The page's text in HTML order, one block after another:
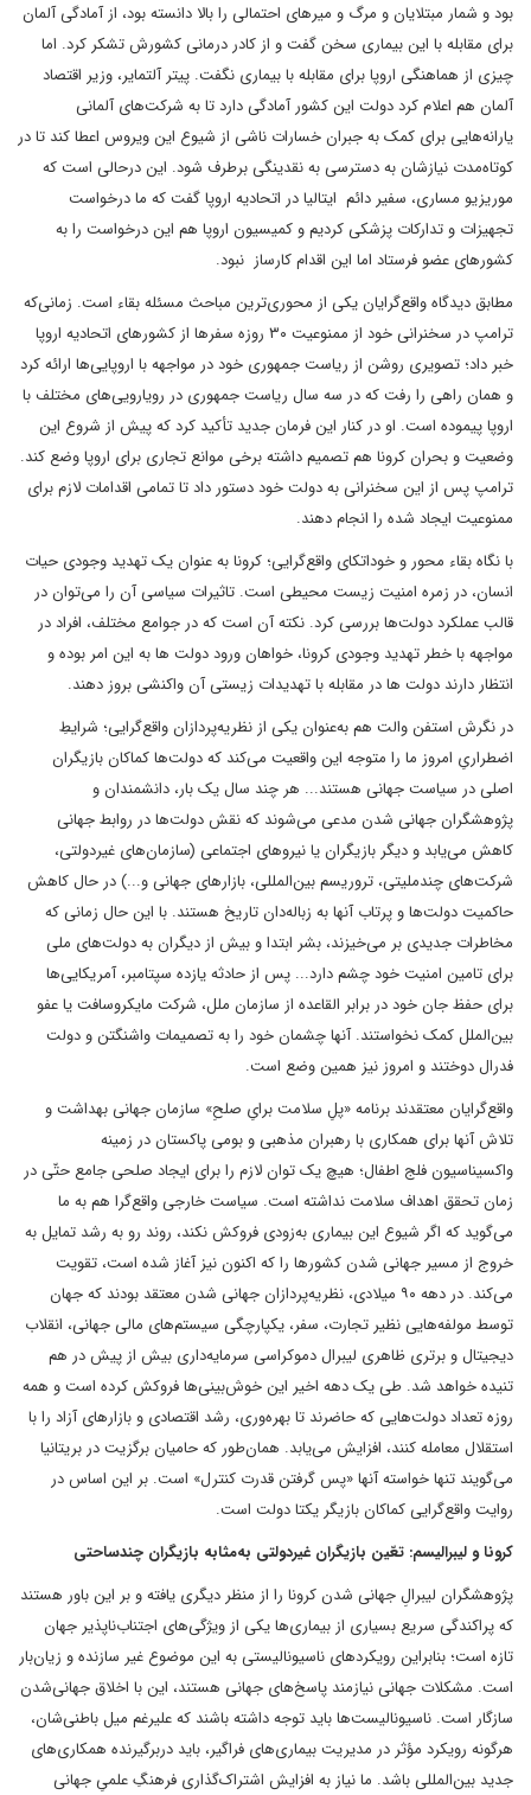
بود و شمار مبتلایان و مرگ و میرهای احتمالی را بالا دانسته بود، از آمادگی آلمان
برای مقابله با این بیماری سخن گفت و از کادر درمانی کشورش تشکر کرد. اما
چیزی از هماهنگی اروپا برای مقابله با بیماری نگفت. پیتر آلتمایر، وزیر اقتصاد
آلمان هم اعلام کرد دولت این کشور آمادگی دارد تا به شرکت‌های آلمانی
یارانه‌هایی برای کمک به جبران خسارات ناشی از شیوع این ویروس اعطا کند تا در
کوتاه‌مدت نیازشان به دسترسی به نقدینگی برطرف شود. این درحالی است که
موریزیو مساری، سفیر دائم ایتالیا در اتحادیه اروپا گفت که ما درخواست
تجهیزات و تدارکات پزشکی کردیم و کمیسیون اروپا هم این درخواست را به
کشورهای عضو فرستاد اما این اقدام کارساز نبود.
مطابق دیدگاه واقع‌گرایان یکی از محوری‌ترین مباحث مسئله بقاء است. زمانی‌که
ترامپ در سخنرانی خود از ممنوعیت ۳۰ روزه سفرها از کشورهای اتحادیه اروپا
خبر داد؛ تصویری روشن از ریاست جمهوری خود در مواجهه با اروپایی‌ها ارائه کرد
و همان راهی را رفت که در سه سال ریاست جمهوری در رویارویی‌های مختلف با
اروپا پیموده است. او در کنار این فرمان جدید تأکید کرد که پیش از شروع این
وضعیت و بحران کرونا هم تصمیم داشته برخی موانع تجاری برای اروپا وضع کند.
ترامپ پس از این سخنرانی به دولت خود دستور داد تا تمامی اقدامات لازم برای
ممنوعیت ایجاد شده را انجام دهند.
با نگاه بقاء محور و خوداتکای واقع‌گرایی؛ کرونا به عنوان یک تهدید وجودی حیات
انسان، در زمره امنیت زیست محیطی است. تاثیرات سیاسی آن را می‌توان در
قالب عملکرد دولت‌ها بررسی کرد. نکته آن است که در جوامع مختلف، افراد در
مواجهه با خطر تهدید وجودی کرونا، خواهان ورود دولت ها به این امر بوده و
انتظار دارند دولت ها در مقابله با تهدیدات زیستی آن واکنشی بروز دهند.
در نگرش استفن والت هم به‌عنوان یکی از نظریه‌پردازان واقع‌گرایی؛ شرایطِ
اضطراریِ امروز ما را متوجه این واقعیت می‌کند که دولت‌ها کماکان بازیگران
اصلی در سیاست جهانی هستند... هر چند سال یک بار، دانشمندان و
پژوهشگران جهانی شدن مدعی می‌شوند که نقش دولت‌ها در روابط جهانی
کاهش می‌یابد و دیگر بازیگران یا نیروهای اجتماعی (سازمان‌های غیردولتی،
شرکت‌های چندملیتی، تروریسم بین‌المللی، بازارهای جهانی و...) در حال کاهش
حاکمیت دولت‌ها و پرتاب آنها به زباله‌دان تاریخ هستند. با این حال زمانی که
مخاطرات جدیدی بر می‌خیزند، بشر ابتدا و بیش از دیگران به دولت‌های ملی
برای تامین امنیت خود چشم دارد... پس از حادثه یازده سپتامبر، آمریکایی‌ها
برای حفظ جان خود در برابر القاعده از سازمان ملل، شرکت مایکروسافت یا عفو
بین‌الملل کمک نخواستند. آنها چشمان خود را به تصمیمات واشنگتن و دولت
فدرال دوختند و امروز نیز همین وضع است.
واقع‌‎گرایان معتقدند برنامه «پلِ سلامت برایِ صلحِ» سازمان جهانی بهداشت و
تلاش آنها برای همکاری با رهبران مذهبی و بومی پاکستان در زمینه
واکسیناسیون فلج اطفال؛ هیچ یک توان لازم را برای ایجاد صلحی جامع حتّی در
زمان تحقق اهداف سلامت نداشته است. سیاست خارجی واقع‌گرا هم به ما
می‌گوید که اگر شیوع این بیماری به‌زودی فروکش نکند، روند رو به رشد تمایل به
خروج از مسیر جهانی شدن کشورها را که اکنون نیز آغاز شده است، تقویت
می‌کند. در دهه ۹۰ میلادی، نظریه‌پردازان جهانی شدن معتقد بودند که جهان
توسط مولفه‌هایی نظیر تجارت، سفر، یکپارچگی سیستم‌های مالی جهانی، انقلاب
دیجیتال و برتری ظاهری لیبرال دموکراسی سرمایه‌داری بیش از پیش در هم
تنیده خواهد شد. طی یک دهه اخیر این خوش‌بینی‌ها فروکش کرده است و همه
روزه تعداد دولت‌هایی که حاضرند تا بهره‌وری، رشد اقتصادی و بازارهای آزاد را با
استقلال معامله ‌کنند، افزایش می‌یابد. همان‌طور که حامیان برگزیت در بریتانیا
می‌گویند تنها خواسته آنها «پس گرفتن قدرت کنترل» است. بر این اساس در
روایت واقع‌گرایی کماکان بازیگر یکتا دولت است.
کرونا و لیبرالیسم: تعّین بازیگران غیردولتی به‌مثابه بازیگران چندساحتی
پژوهشگران لیبرالِ جهانی شدن کرونا را از منظر دیگری یافته‌ و بر این باور هستند
که پراکندگی سریع بسیاری از بیماری‌ها یکی از ویژگی‌های اجتناب‌ناپذیر جهان
تازه است؛ بنابراین رویکردهای ناسیونالیستی به این موضوع غیر سازنده و زیان‌بار
است. مشکلات جهانی نیازمند پاسخ‌های جهانی هستند، این با اخلاق جهانی‌شدن
سازگار است. ناسیونالیست‌ها باید توجه داشته باشند که علیرغم میل باطنی‌شان،
هرگونه رویکرد مؤثر در مدیریت بیماری‌های فراگیر، باید دربرگیرنده همکاری‌های
جدید بین‌المللی باشد. ما نیاز به افزایش اشتراک‌گذاری فرهنگِ علمیِ جهانی